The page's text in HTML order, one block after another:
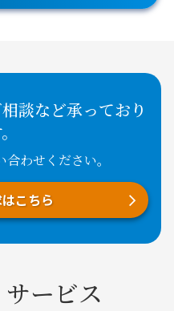
談など承っており
わせください。
こちら
ービス